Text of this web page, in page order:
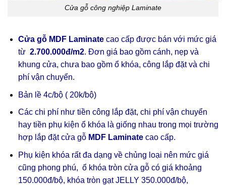
Cửa gỗ công nghiệp Laminate
Cửa gỗ MDF Laminatecao cấp được bán với mức giá
từ 2.700.000đ/m2. Đơn giá bao gồm cánh, nẹp và
khung cửa, chưa bao gồm ổ khóa, công lắp đặt và chi
phí vận chuyển.
Bản lề 4c/bộ ( 20k/bộ)
Các chi phí như tiền công lắp đặt, chi phí vận chuyển
hay tiền phụ kiện ổ khóa là giống nhau trong mọi trường
hợp lắp đặt cửa gỗ MDF Laminatecao cấp.
Phụ kiện khóa rất đa dạng về chủng loại nên mức giá
cũng phong phú, ổ khóa tròn cửa gỗ có giá khoảng
150.000đ/bộ, khóa tròn gạt JELLY 350.000đ/bộ,